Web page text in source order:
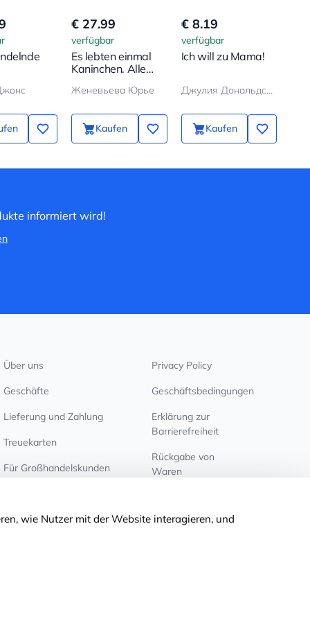
€ 27.99
verfügbar
Es lebten einmal
Kaninchen. Alle
Band
Женевьева Юрье
Kaufen
€ 8.19
verfügbar
Ich will zu Mama!
Джулия Дональдсон, Аксель Шеффлер
Kaufen
informiert wird!
Über uns
Geschäfte
Lieferung und Zahlung
Treuekarten
Für Großhandelskunden
Privacy Policy
Geschäftsbedingungen
Erklärung zur
Barrierefreiheit
Rückgabe von
Waren
wie Nutzer mit der Website interagieren, und